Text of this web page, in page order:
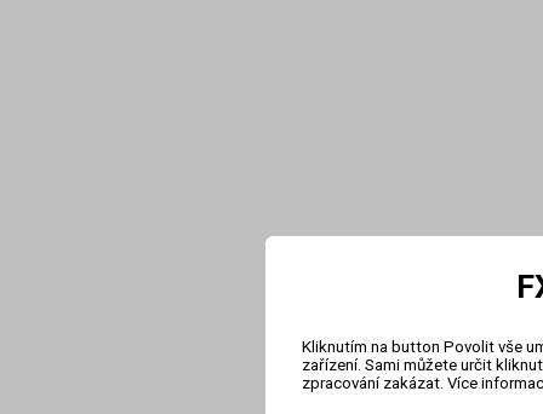
Kliknutím na button Povolit vše
zařízení. Sami můžete určit
zpracování zakázat. Více